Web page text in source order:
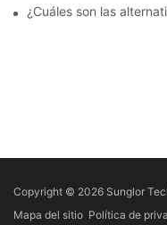
¿Cuáles son las
Copyright © 2026 Sunglor
Mapa del sitio Política de